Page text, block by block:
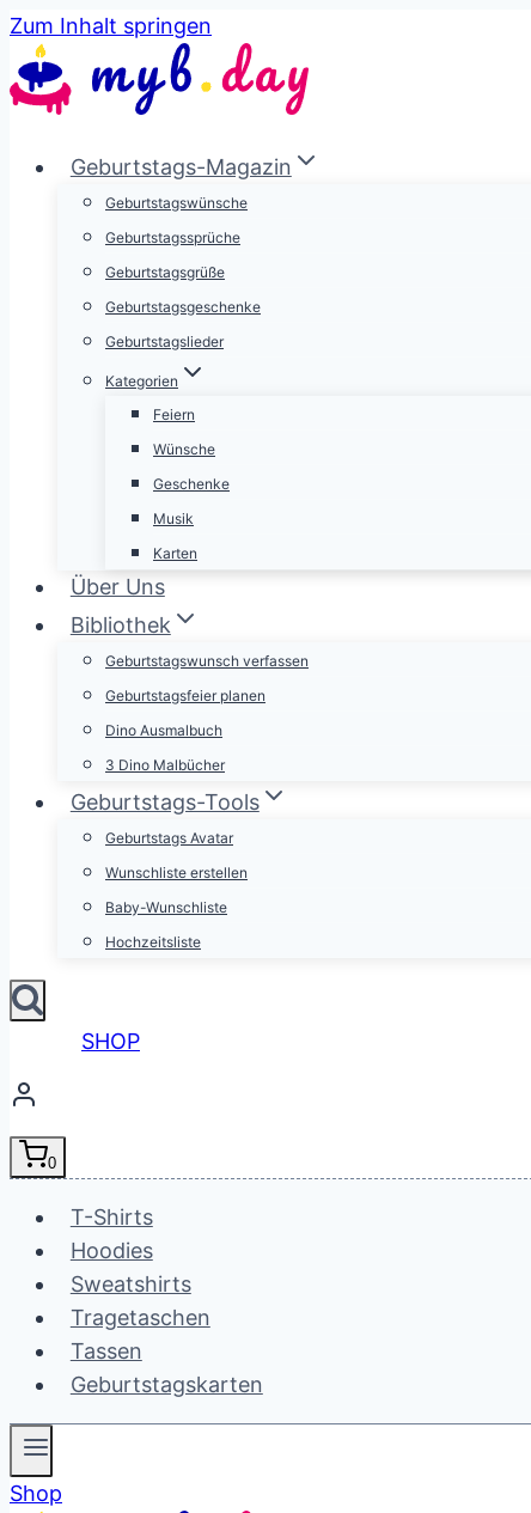
Zum Inhalt springen
Geburtstags-Magazin
Geburtstagswünsche
Geburtstagssprüche
Geburtstagsgrüße
Geburtstagsgeschenke
Geburtstagslieder
Kategorien
Feiern
Wünsche
Geschenke
Musik
Karten
Über Uns
Bibliothek
Geburtstagswunsch verfassen
Geburtstagsfeier planen
Dino Ausmalbuch
3 Dino Malbücher
Geburtstags-Tools
Geburtstags Avatar
Wunschliste erstellen
Baby-Wunschliste
Hochzeitsliste
SHOP
0
T-Shirts
Hoodies
Sweatshirts
Tragetaschen
Tassen
Geburtstagskarten
Shop